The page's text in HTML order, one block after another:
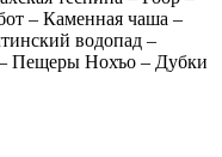
– Каменная чаша –
водопад –
Пещеры Нохъо – Дубки